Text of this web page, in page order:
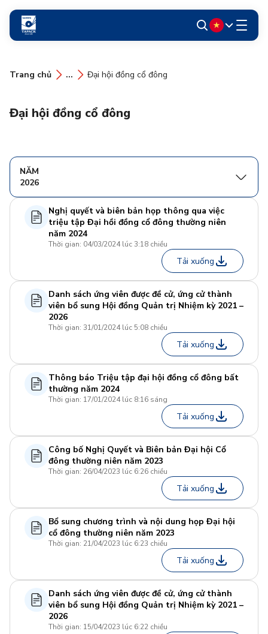
Trang chủ ... Đại hội đồng cổ đông
Đại hội đồng cổ đông
NĂM
2026
Nghị quyết và biên bản họp thông qua việc
triệu tập Đại hồi đồng cổ đông thường niên
năm 2024
Thời gian: 04/03/2024 lúc 3:18 chiều
Tải xuống
Danh sách ứng viên được đề cử, ứng cử thành
viên bổ sung Hội đồng Quản trị Nhiệm kỳ 2021 –
2026
Thời gian: 31/01/2024 lúc 5:08 chiều
Tải xuống
Thông báo Triệu tập đại hội đồng cổ đông bất
thường năm 2024
Thời gian: 17/01/2024 lúc 8:16 sáng
Tải xuống
Công bố Nghị Quyết và Biên bản Đại hội Cổ
đông thường niên năm 2023
Thời gian: 26/04/2023 lúc 6:26 chiều
Tải xuống
Bổ sung chương trình và nội dung họp Đại hội
cổ đông thường niên năm 2023
Thời gian: 21/04/2023 lúc 6:23 chiều
Tải xuống
Danh sách ứng viên được đề cử, ứng cử thành
viên bổ sung Hội đồng Quản trị Nhiệm kỳ 2021 –
2026
Thời gian: 15/04/2023 lúc 6:22 chiều